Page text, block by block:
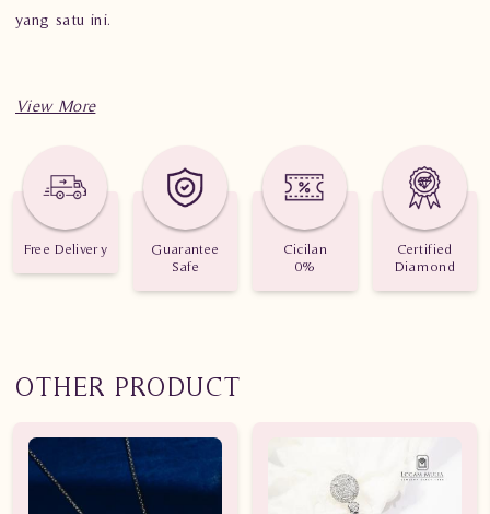
yang satu ini.
Spesifikasi penting untuk perhiasan Liontin Berlian Wanita
Berat: 0.720 gram
Jumlah berlian: 33 buah
Nilai Karat: 0.294 karat
Free Delivery
Guarantee
Safe
Cicilan
0%
Certified
Diamond
OTHER PRODUCT